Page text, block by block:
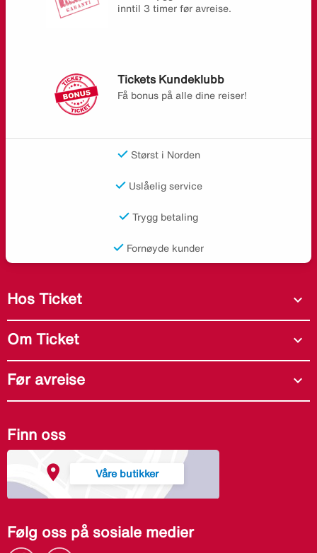
inntil 3 timer før avreise.
Tickets Kundeklubb
Få bonus på alle dine reiser!
Størst i Norden
Uslåelig service
Trygg betaling
Fornøyde kunder
Hos Ticket expand_more
Om Ticket expand_more
Før avreise expand_more
Finn oss
Våre butikker
Følg oss på sosiale medier